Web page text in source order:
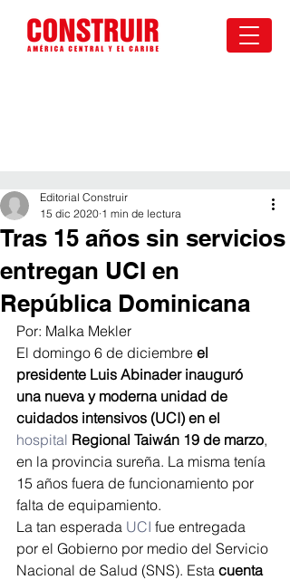
Tras 15 años sin servicios
entregan UCI en
República Dominicana
Editorial Construir
15 dic 2020 1 min de lectura
Por: Malka Mekler
El domingo 6 de diciembre el
presidente Luis Abinader inauguró
una nueva y moderna unidad de
cuidados intensivos (UCI) en el
hospital Regional Taiwán 19 de marzo,
en la provincia sureña. La misma tenía
15 años fuera de funcionamiento por
falta de equipamiento.
La tan esperada UCI fue entregada
por el Gobierno por medio del Servicio
Nacional de Salud (SNS). Esta cuenta